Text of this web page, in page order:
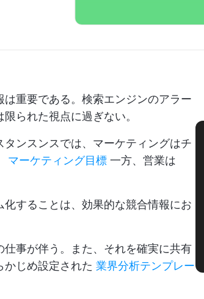
重要である。検索エンジンのアラー
られた視点に過ぎない。
ンスンスでは、マーケティングはチ
マーケティング目標 一方、営業は
することは、効果的な競合情報にお
事が伴う。また、それを確実に共有
かじめ設定された 業界分析テンプレー